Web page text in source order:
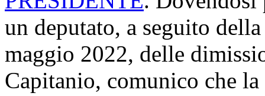
un deputato, a seguito
maggio 2022, delle
Capitanio, comunico che